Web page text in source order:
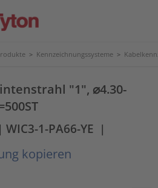
> Kennzeichnungssysteme >
"1", ⌀4.30-
| WIC3-1-PA66-YE |
kopieren